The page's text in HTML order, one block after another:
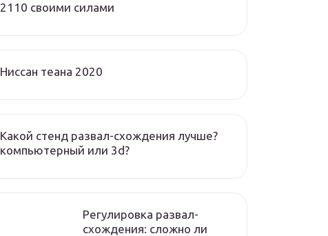
2110 своими силами
Ниссан теана 2020
Какой стенд развал-схождения лучше?
компьютерный или 3d?
Регулировка развал-
схождения: сложно ли